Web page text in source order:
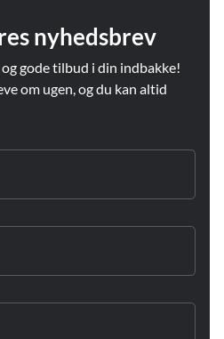
nyhedsbrev
gode tilbud i din indbakke!
om ugen, og du kan altid